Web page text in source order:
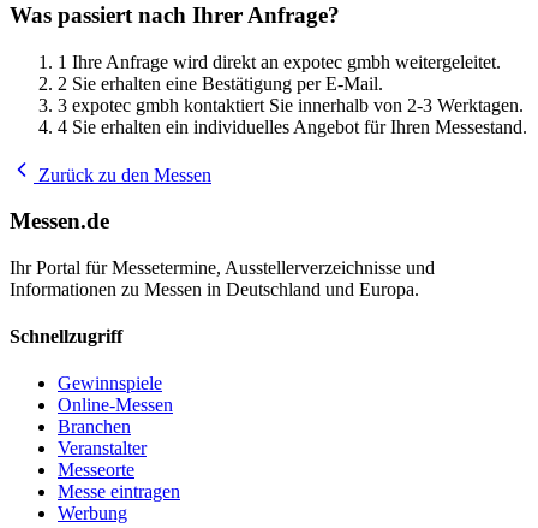
Was passiert nach Ihrer Anfrage?
1 Ihre Anfrage wird direkt an expotec gmbh weitergeleitet.
2 Sie erhalten eine Bestätigung per E-Mail.
3 expotec gmbh kontaktiert Sie innerhalb von 2-3 Werktagen.
4 Sie erhalten ein individuelles Angebot für Ihren Messestand.
Zurück zu den Messen
Messen.de
Ihr Portal für Messetermine, Ausstellerverzeichnisse und
Informationen zu Messen in Deutschland und Europa.
Schnellzugriff
Gewinnspiele
Online-Messen
Branchen
Veranstalter
Messeorte
Messe eintragen
Werbung